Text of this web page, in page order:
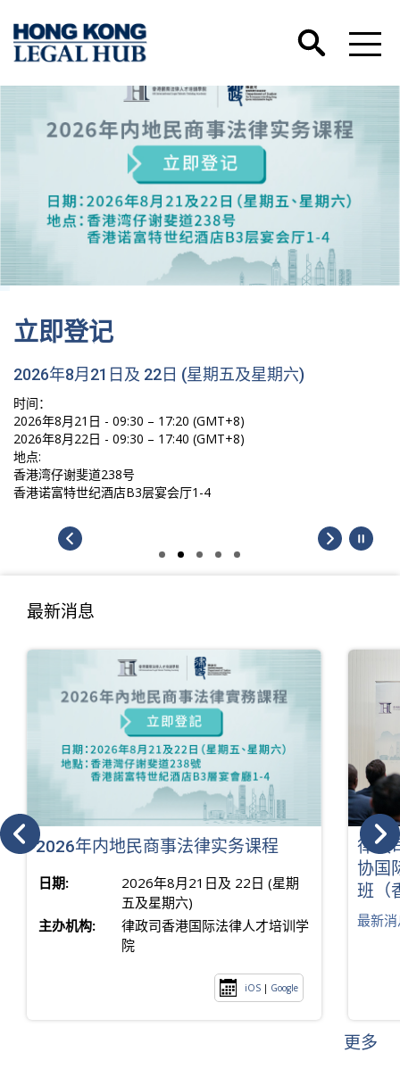
立即登记
2026年8月21日及 22日 (星期五及星期六)
时间：
2026年8月21日 - 09:30 – 17:20 (GMT+8)
2026年8月22日 - 09:30 – 17:40 (GMT+8)
地点:
香港湾仔谢斐道238号
香港诺富特世纪酒店B3层宴会厅1-4
最新消息
2026年内地民商事法律实务课程
日期:
2026年8月21日及 22日 (星期
五及星期六)
主办机构:
律政司香港国际法律人才培训学
院
iOS | Google
律政
协国
班（
最新
更多